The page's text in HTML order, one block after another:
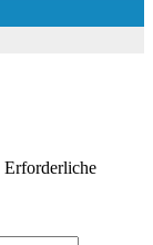
Erforderliche